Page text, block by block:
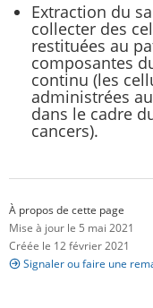
Extraction du
collecter des
restituées au
composantes
continu (les
administrées
dans le cadre
cancers).
À propos de cette page
Mise à jour le 5 mai 2021
Créée le 12 février 2021
Signaler ou faire une